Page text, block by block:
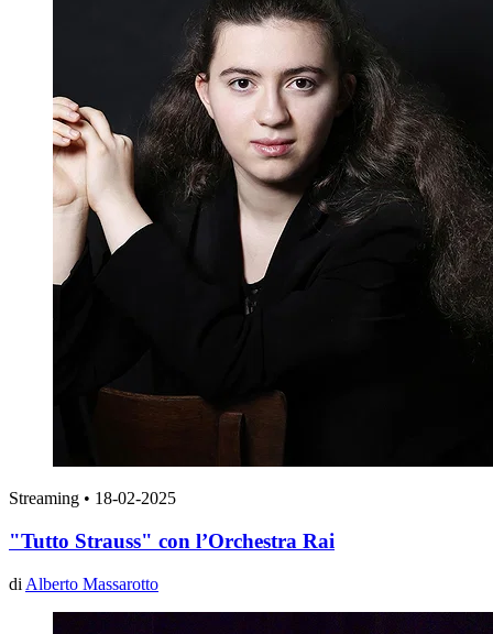
Streaming • 18-02-2025
"Tutto Strauss" con l’Orchestra Rai
di Alberto Massarotto